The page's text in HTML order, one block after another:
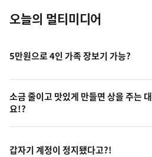
오늘의 멀티미디어
5만원으로 4인 가족 장보기 가능?
소금 줄이고 맛있게 만들면 상을 주는
요!?
갑자기 계정이 정지됐다고?!